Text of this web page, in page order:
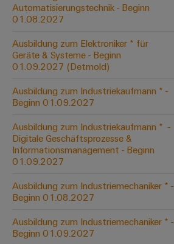
Verbindungslösungen
für
Konventionelle
Energieerzeugung
Zukunftssicherheit
für
bewährte
Maschinenbau
Lösungen
für
verschiedene
Segmente
der
und
Fabrikautomation
Systeme
Lösungen
Dezentrale
Automatisierung
Lösungen
IIoT
&
Automation
Software
Industrial
Elektronikgehäuse
Blitz-
und
Überspannungsschutz
PV
Feldbusverteiler
Automatisierung
&
Software
Technischer
Support
Umweltbezogene
Produktkonformität
Engineering
Daten
Technische
Produktkataloge
Reparatur
und
Ersatzteile
Trainings
Pressekontakt
Unsere
IIoT
and
Partner
Netzwerk
IIoT
Offene
Ausbildungs-
und
Studienplätze
Aktuelle
Termine
Workshops
für
Schulklassen
Automatisierungstechnik - Beginn
01.08.2027
Ausbildung zum Elektroniker * für
Geräte & Systeme - Beginn
01.09.2027 (Detmold)
Ausbildung zum Industriekaufmann * -
Beginn 01.09.2027
Ausbildung zum Industriekaufmann * ​ -
Digitale Geschäftsprozesse &
Informationsmanagement - Beginn
01.09.2027
Ausbildung zum Industriemechaniker * -
Beginn 01.08.2027
Ausbildung zum Industriemechaniker * -
Beginn 01.09.2027